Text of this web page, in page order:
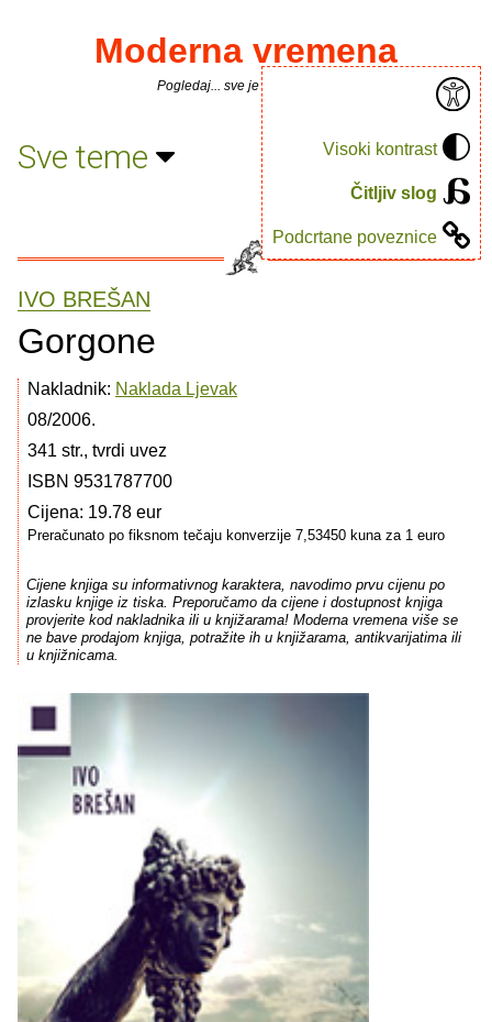
Visoki kontrast
Čitljiv slog
Podcrtane poveznice
Moderna vremena
Pogledaj... sve je puno knjiga.
Sve teme
IVO BREŠAN
Gorgone
Nakladnik: Naklada Ljevak
08/2006.
341 str., tvrdi uvez
ISBN 9531787700
Cijena: 19.78 eur
Preračunato po fiksnom tečaju konverzije 7,53450 kuna za 1 euro
Cijene knjiga su informativnog karaktera, navodimo prvu cijenu po
izlasku knjige iz tiska. Preporučamo da cijene i dostupnost knjiga
provjerite kod nakladnika ili u knjižarama! Moderna vremena više se
ne bave prodajom knjiga, potražite ih u knjižarama, antikvarijatima ili
u knjižnicama.